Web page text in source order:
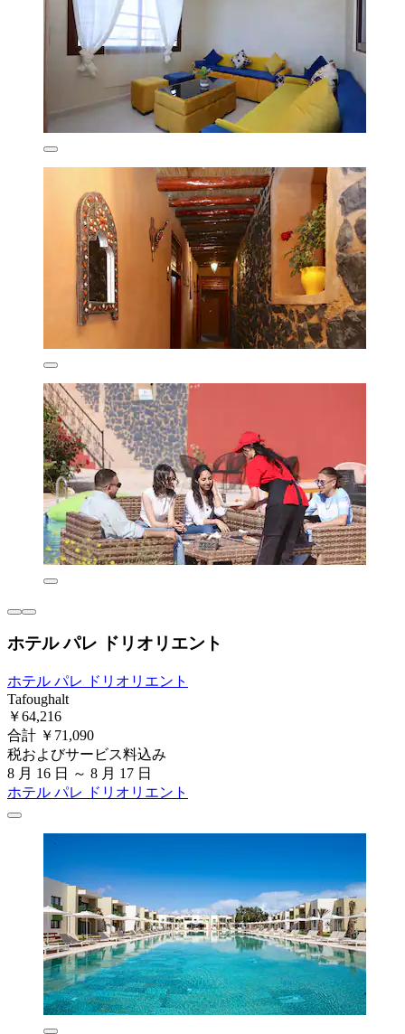
ホテル パレ ドリオリエント
ホテル パレ ドリオリエント
Tafoughalt
￥64,216
合計 ￥71,090
税およびサービス料込み
8 月 16 日 ～ 8 月 17 日
ホテル パレ ドリオリエント